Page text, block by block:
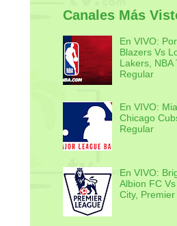
Canales Más
En VIVO:
Blazers Vs
Lakers, NBA
Regular
En VIVO:
Chicago
Regular
En VIVO:
Albion FC
City,